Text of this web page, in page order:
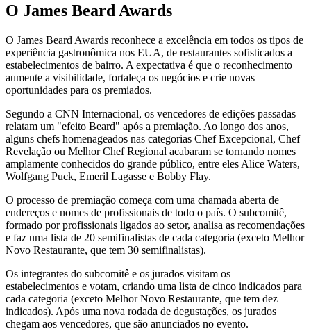
O James Beard Awards
O James Beard Awards reconhece a excelência em todos os tipos de
experiência gastronômica nos EUA, de restaurantes sofisticados a
estabelecimentos de bairro. A expectativa é que o reconhecimento
aumente a visibilidade, fortaleça os negócios e crie novas
oportunidades para os premiados.
Segundo a CNN Internacional, os vencedores de edições passadas
relatam um "efeito Beard" após a premiação. Ao longo dos anos,
alguns chefs homenageados nas categorias Chef Excepcional, Chef
Revelação ou Melhor Chef Regional acabaram se tornando nomes
amplamente conhecidos do grande público, entre eles Alice Waters,
Wolfgang Puck, Emeril Lagasse e Bobby Flay.
O processo de premiação começa com uma chamada aberta de
endereços e nomes de profissionais de todo o país. O subcomitê,
formado por profissionais ligados ao setor, analisa as recomendações
e faz uma lista de 20 semifinalistas de cada categoria (exceto Melhor
Novo Restaurante, que tem 30 semifinalistas).
Os integrantes do subcomitê e os jurados visitam os
estabelecimentos e votam, criando uma lista de cinco indicados para
cada categoria (exceto Melhor Novo Restaurante, que tem dez
indicados). Após uma nova rodada de degustações, os jurados
chegam aos vencedores, que são anunciados no evento.